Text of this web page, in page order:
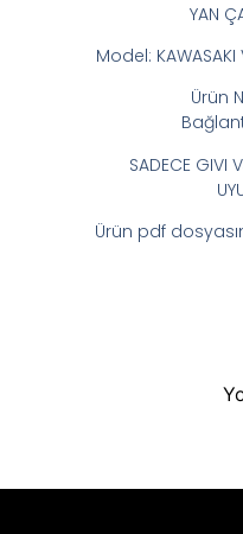
YAN
Model: KAWASAKI
Ürün
SADECE GIVI
Ürün pdf